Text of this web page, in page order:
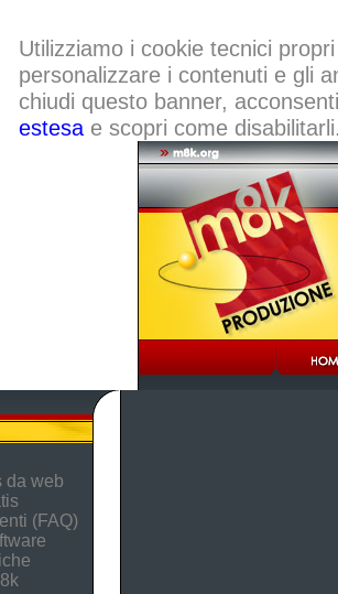
Utilizziamo i cookie tecnici
personalizzare i contenuti e gli
chiudi questo banner,
estesae scopri come
da web
(FAQ)